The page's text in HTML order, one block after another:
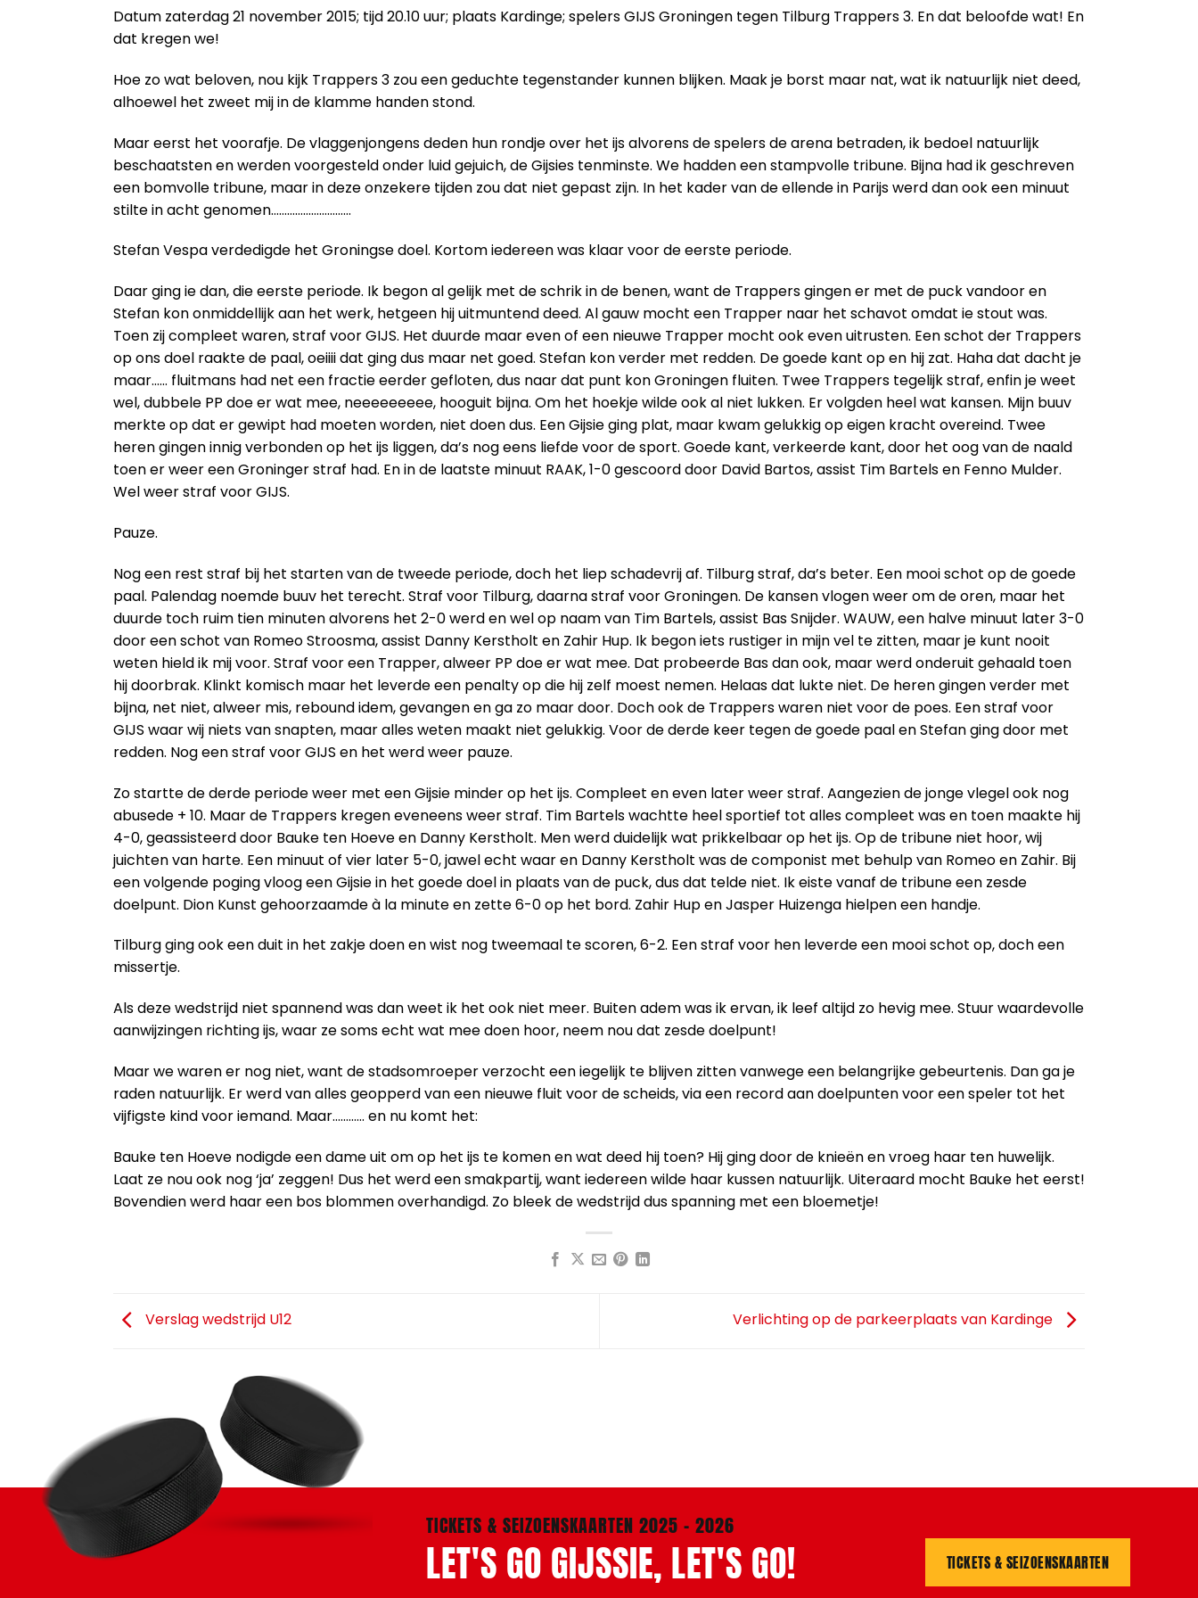
Datum zaterdag 21 november 2015; tijd 20.10 uur; plaats Kardinge; spelers GIJS Groningen tegen Tilburg Trappers 3. En dat beloofde wat! En
dat kregen we!
Hoe zo wat beloven, nou kijk Trappers 3 zou een geduchte tegenstander kunnen blijken. Maak je borst maar nat, wat ik natuurlijk niet deed,
alhoewel het zweet mij in de klamme handen stond.
Maar eerst het voorafje. De vlaggenjongens deden hun rondje over het ijs alvorens de spelers de arena betraden, ik bedoel natuurlijk
beschaatsten en werden voorgesteld onder luid gejuich, de Gijsies tenminste. We hadden een stampvolle tribune. Bijna had ik geschreven
een bomvolle tribune, maar in deze onzekere tijden zou dat niet gepast zijn. In het kader van de ellende in Parijs werd dan ook een minuut
stilte in acht genomen…………………………
Stefan Vespa verdedigde het Groningse doel. Kortom iedereen was klaar voor de eerste periode.
Daar ging ie dan, die eerste periode. Ik begon al gelijk met de schrik in de benen, want de Trappers gingen er met de puck vandoor en
Stefan kon onmiddellijk aan het werk, hetgeen hij uitmuntend deed. Al gauw mocht een Trapper naar het schavot omdat ie stout was.
Toen zij compleet waren, straf voor GIJS. Het duurde maar even of een nieuwe Trapper mocht ook even uitrusten. Een schot der Trappers
op ons doel raakte de paal, oeiiii dat ging dus maar net goed. Stefan kon verder met redden. De goede kant op en hij zat. Haha dat dacht je
maar…… fluitmans had net een fractie eerder gefloten, dus naar dat punt kon Groningen fluiten. Twee Trappers tegelijk straf, enfin je weet
wel, dubbele PP doe er wat mee, neeeeeeeee, hooguit bijna. Om het hoekje wilde ook al niet lukken. Er volgden heel wat kansen. Mijn buuv
merkte op dat er gewipt had moeten worden, niet doen dus. Een Gijsie ging plat, maar kwam gelukkig op eigen kracht overeind. Twee
heren gingen innig verbonden op het ijs liggen, da’s nog eens liefde voor de sport. Goede kant, verkeerde kant, door het oog van de naald
toen er weer een Groninger straf had. En in de laatste minuut RAAK, 1-0 gescoord door David Bartos, assist Tim Bartels en Fenno Mulder.
Wel weer straf voor GIJS.
Pauze.
Nog een rest straf bij het starten van de tweede periode, doch het liep schadevrij af. Tilburg straf, da’s beter. Een mooi schot op de goede
paal. Palendag noemde buuv het terecht. Straf voor Tilburg, daarna straf voor Groningen. De kansen vlogen weer om de oren, maar het
duurde toch ruim tien minuten alvorens het 2-0 werd en wel op naam van Tim Bartels, assist Bas Snijder. WAUW, een halve minuut later 3-0
door een schot van Romeo Stroosma, assist Danny Kerstholt en Zahir Hup. Ik begon iets rustiger in mijn vel te zitten, maar je kunt nooit
weten hield ik mij voor. Straf voor een Trapper, alweer PP doe er wat mee. Dat probeerde Bas dan ook, maar werd onderuit gehaald toen
hij doorbrak. Klinkt komisch maar het leverde een penalty op die hij zelf moest nemen. Helaas dat lukte niet. De heren gingen verder met
bijna, net niet, alweer mis, rebound idem, gevangen en ga zo maar door. Doch ook de Trappers waren niet voor de poes. Een straf voor
GIJS waar wij niets van snapten, maar alles weten maakt niet gelukkig. Voor de derde keer tegen de goede paal en Stefan ging door met
redden. Nog een straf voor GIJS en het werd weer pauze.
Zo startte de derde periode weer met een Gijsie minder op het ijs. Compleet en even later weer straf. Aangezien de jonge vlegel ook nog
abusede + 10. Maar de Trappers kregen eveneens weer straf. Tim Bartels wachtte heel sportief tot alles compleet was en toen maakte hij
4-0, geassisteerd door Bauke ten Hoeve en Danny Kerstholt. Men werd duidelijk wat prikkelbaar op het ijs. Op de tribune niet hoor, wij
juichten van harte. Een minuut of vier later 5-0, jawel echt waar en Danny Kerstholt was de componist met behulp van Romeo en Zahir. Bij
een volgende poging vloog een Gijsie in het goede doel in plaats van de puck, dus dat telde niet. Ik eiste vanaf de tribune een zesde
doelpunt. Dion Kunst gehoorzaamde à la minute en zette 6-0 op het bord. Zahir Hup en Jasper Huizenga hielpen een handje.
Tilburg ging ook een duit in het zakje doen en wist nog tweemaal te scoren, 6-2. Een straf voor hen leverde een mooi schot op, doch een
missertje.
Als deze wedstrijd niet spannend was dan weet ik het ook niet meer. Buiten adem was ik ervan, ik leef altijd zo hevig mee. Stuur waardevolle
aanwijzingen richting ijs, waar ze soms echt wat mee doen hoor, neem nou dat zesde doelpunt!
Maar we waren er nog niet, want de stadsomroeper verzocht een iegelijk te blijven zitten vanwege een belangrijke gebeurtenis. Dan ga je
raden natuurlijk. Er werd van alles geopperd van een nieuwe fluit voor de scheids, via een record aan doelpunten voor een speler tot het
vijfigste kind voor iemand. Maar………… en nu komt het:
Bauke ten Hoeve nodigde een dame uit om op het ijs te komen en wat deed hij toen? Hij ging door de knieën en vroeg haar ten huwelijk.
Laat ze nou ook nog ‘ja’ zeggen! Dus het werd een smakpartij, want iedereen wilde haar kussen natuurlijk. Uiteraard mocht Bauke het eerst!
Bovendien werd haar een bos blommen overhandigd. Zo bleek de wedstrijd dus spanning met een bloemetje!
Verslag wedstrijd U12 Verlichting op de parkeerplaats van Kardinge
TICKETS & SEIZOENSKAARTEN 2025 - 2026
LET'S GO GIJSSIE, LET'S GO! TICKETS & SEIZOENSKAARTEN